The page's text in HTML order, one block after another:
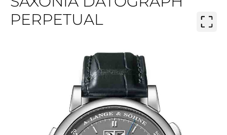
PERPETUAL